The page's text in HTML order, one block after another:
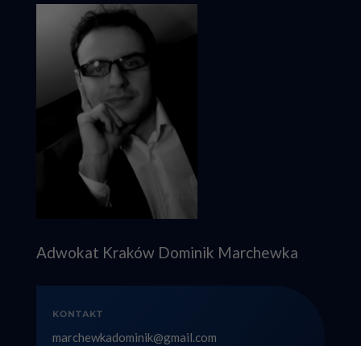
Adwokat Kraków Dominik Marchewka
KONTAKT
marchewkadominik@gmail.com